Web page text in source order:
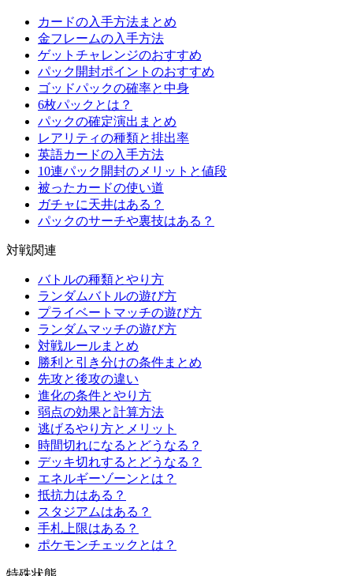
カードの入手方法まとめ
金フレームの入手方法
ゲットチャレンジのおすすめ
パック開封ポイントのおすすめ
ゴッドパックの確率と中身
6枚パックとは？
パックの確定演出まとめ
レアリティの種類と排出率
英語カードの入手方法
10連パック開封のメリットと値段
被ったカードの使い道
ガチャに天井はある？
パックのサーチや裏技はある？
対戦関連
バトルの種類とやり方
ランダムバトルの遊び方
プライベートマッチの遊び方
ランダムマッチの遊び方
対戦ルールまとめ
勝利と引き分けの条件まとめ
先攻と後攻の違い
進化の条件とやり方
弱点の効果と計算方法
逃げるやり方とメリット
時間切れになるとどうなる？
デッキ切れするとどうなる？
エネルギーゾーンとは？
抵抗力はある？
スタジアムはある？
手札上限はある？
ポケモンチェックとは？